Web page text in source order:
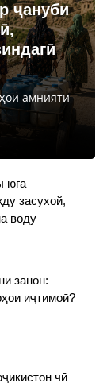
ҷануби
амнияти
юга
засухой,
воду
занон:
иҷтимоӣ?
чӣ